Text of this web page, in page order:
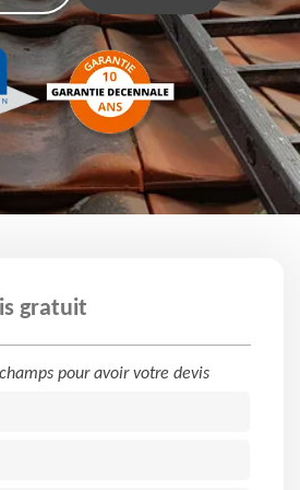
gratuit
pour avoir votre devis